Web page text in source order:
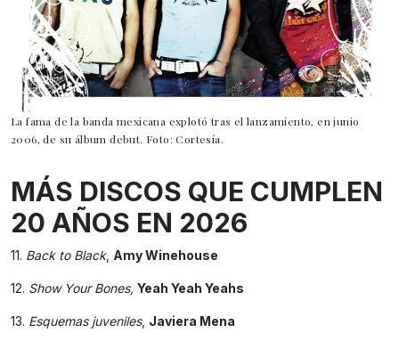
La fama de la banda mexicana explotó tras el lanzamiento, en junio
2006, de su álbum debut. Foto: Cortesía.
MÁS DISCOS QUE CUMPLEN
20 AÑOS EN 2026
11. Back to Black, Amy Winehouse
12. Show Your Bones, Yeah Yeah Yeahs
13. Esquemas juveniles, Javiera Mena